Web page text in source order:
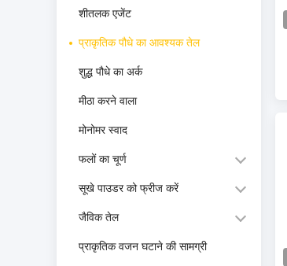
शीतलक एजेंट
प्राकृतिक पौधे का आवश्यक तेल
शुद्ध पौधे का अर्क
मीठा करने वाला
मोनोमर स्वाद
फलों का चूर्ण
सूखे पाउडर को फ्रीज करें
जैविक तेल
प्राकृतिक वजन घटाने की सामग्री